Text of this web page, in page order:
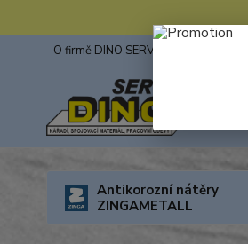
O firmě DINO SERVIS s.r.o.
Antikorozní nátěry
ZINGAMETALL